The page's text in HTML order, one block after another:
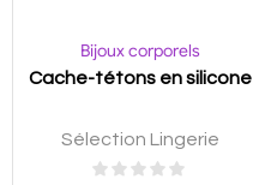
Bijoux corporels
Cache-tétons en silicone
Sélection Lingerie